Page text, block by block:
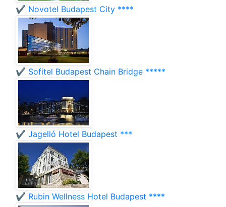
✔️ Novotel Budapest City ****
✔️ Sofitel Budapest Chain Bridge *****
✔️ Jagelló Hotel Budapest ***
✔️ Rubin Wellness Hotel Budapest ****